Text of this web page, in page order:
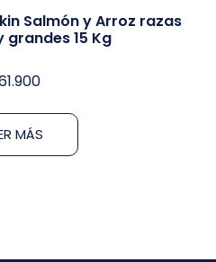
Salmón y Arroz razas
grandes 15 Kg
MÁS